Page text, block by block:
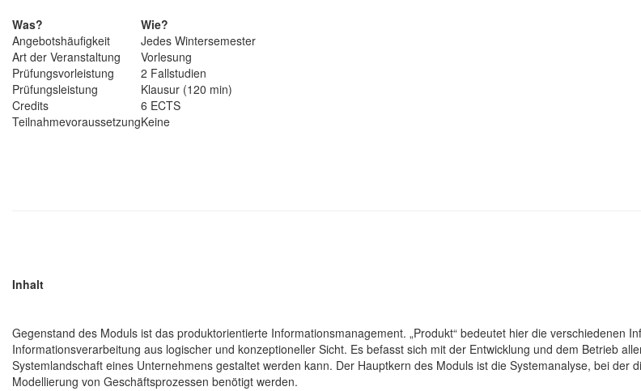
Was?
Wie?
Angebotshäufigkeit
Jedes Wintersemester
Art der Veranstaltung
Vorlesung
Prüfungsvorleistung
2 Fallstudien
Prüfungsleistung
Klausur (120 min)
Credits
6 ECTS
TeilnahmevoraussetzungKeine
Inhalt
Gegenstand des Moduls ist das produktorientierte Informationsmanagement. „Produkt“ bedeutet hier die verschiedenen
Informationsverarbeitung aus logischer und konzeptioneller Sicht. Es befasst sich mit der Entwicklung und dem Betrieb
Systemlandschaft eines Unternehmens gestaltet werden kann. Der Hauptkern des Moduls ist die Systemanalyse, bei
Modellierung von Geschäftsprozessen benötigt werden.